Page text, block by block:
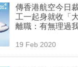
傳香港航空今日裁
工一起身就收「
離職：有無理過
19 Feb 2020